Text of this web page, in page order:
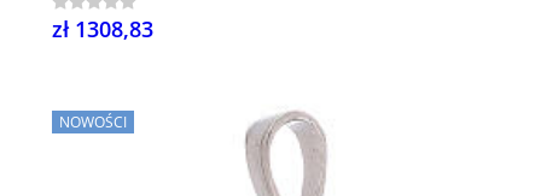
zł 1308,83
NOWOŚCI